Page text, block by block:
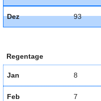
Dez 93
Regentage
Jan 8
Feb 7